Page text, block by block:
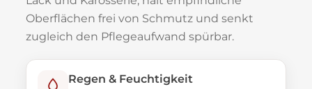
Oberflächen frei von Schmutz und senkt
zugleich den Pflegeaufwand spürbar.
Regen & Feuchtigkeit